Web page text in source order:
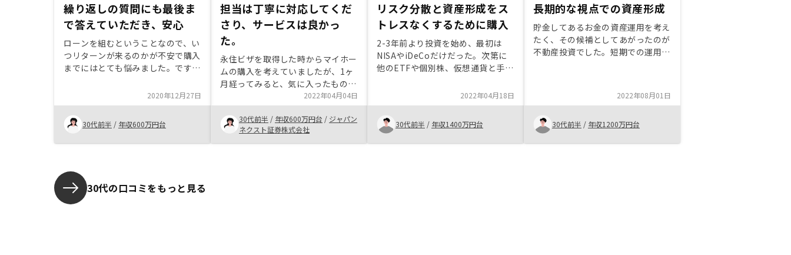
繰り返しの質問にも最後ま
で答えていただき、安心
ローンを組むということなので、い
つリターンが来るのかが不安で購入
までにはとても悩みました。ですが
金するという考え方を教えていただ
きようやく納得できました。 相当
面倒くさい私の押し問答を繰り返し
ましたが最後まで担当の方にお付き
合いいただけて購入にいたりまし
2020年12月27日
30代前半 / 年収600万円台
担当は丁寧に対応してくだ
さり、サービスは良かっ
た。
永住ビザを取得した時からマイホー
ムの購入を考えていましたが、1ヶ
月経ってみると、気に入ったものが
見つからないことがわかりました。
その時、友人から貴社を紹介され、
その貴社担当者や提案に大変興味を
持ちました。その1ヶ月後、調べて
考えた結果、マイホームを買うので
2022年04月04日
30代前半 / 年収600万円台 / ジャパン
ネクスト証券株式会社
リスク分散と資産形成をス
トレスなくするために購入
2-3年前より投資を始め、最初は
NISAやiDeCoだけだった。次第に
他のETFや個別株、仮想通貨と手を
トレスを感じるようになった。そん
な時に友人が不動産投資を始めたこ
とをきっかけに興味を持ち、30代
前半の若さと余裕資金のリスク分散
にちょうどいいと思い話を聞くとこ
2022年04月18日
30代前半 / 年収1400万円台
長期的な視点での資産形成
貯金してあるお金の資産運用を考え
たく、その候補としてあがったのが
不動産投資でした。短期での運用は
だいた方からの丁寧な説明があり信
2022年08月01日
30代前半 / 年収1200万円台
30代の口コミをもっと見る